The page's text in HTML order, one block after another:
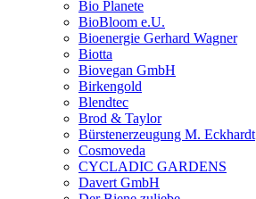
Bio Planete
BioBloom e.U.
Bioenergie Gerhard Wagner
Biotta
Biovegan GmbH
Birkengold
Blendtec
Brod & Taylor
Bürstenerzeugung M. Eckhardt
Cosmoveda
CYCLADIC GARDENS
Davert GmbH